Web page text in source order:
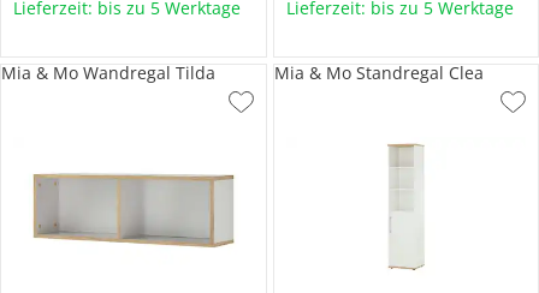
Lieferzeit: bis zu 5 Werktage Lieferzeit: bis zu 5 Werktage
Mia & Mo Wandregal Tilda Mia & Mo Standregal Clea